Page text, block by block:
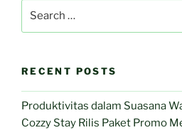
RECENT POSTS
Produktivitas dalam Suasana
Cozzy Stay Rilis Paket Promo